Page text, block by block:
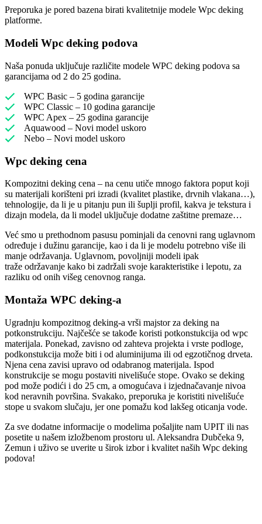
Preporuka je pored bazena birati kvalitetnije modele Wpc deking
platforme.
Modeli Wpc deking podova
Naša ponuda uključuje različite modele WPC deking podova sa
garancijama od 2 do 25 godina.
WPC Basic – 5 godina garancije
WPC Classic – 10 godina garancije
WPC Apex – 25 godina garancije
Aquawood – Novi model uskoro
Nebo – Novi model uskoro
Wpc deking cena
Kompozitni deking cena – na cenu utiče mnogo faktora poput koji
su materijali korišteni pri izradi (kvalitet plastike, drvnih vlakana…),
tehnologije, da li je u pitanju pun ili šuplji profil, kakva je tekstura i
dizajn modela, da li model uključuje dodatne zaštitne premaze…
Već smo u prethodnom pasusu pominjali da cenovni rang uglavnom
određuje i dužinu garancije, kao i da li je modelu potrebno više ili
manje održavanja. Uglavnom, povoljniji modeli ipak
traže održavanje kako bi zadržali svoje karakteristike i lepotu, za
razliku od onih višeg cenovnog ranga.
Montaža WPC deking-a
Ugradnju kompozitnog deking-a vrši majstor za deking na
potkonstrukciju. Najčešće se takođe koristi potkonstukcija od wpc
materijala. Ponekad, zavisno od zahteva projekta i vrste podloge,
podkonstukcija može biti i od aluminijuma ili od egzotičnog drveta.
Njena cena zavisi upravo od odabranog materijala. Ispod
konstrukcije se mogu postaviti nivelišuće stope. Ovako se deking
pod može podići i do 25 cm, a omogućava i izjednačavanje nivoa
kod neravnih površina. Svakako, preporuka je koristiti nivelišuće
stope u svakom slučaju, jer one pomažu kod lakšeg oticanja vode.
Za sve dodatne informacije o modelima pošaljite nam UPIT ili nas
posetite u našem izložbenom prostoru ul. Aleksandra Dubčeka 9,
Zemun i uživo se uverite u širok izbor i kvalitet naših Wpc deking
podova!